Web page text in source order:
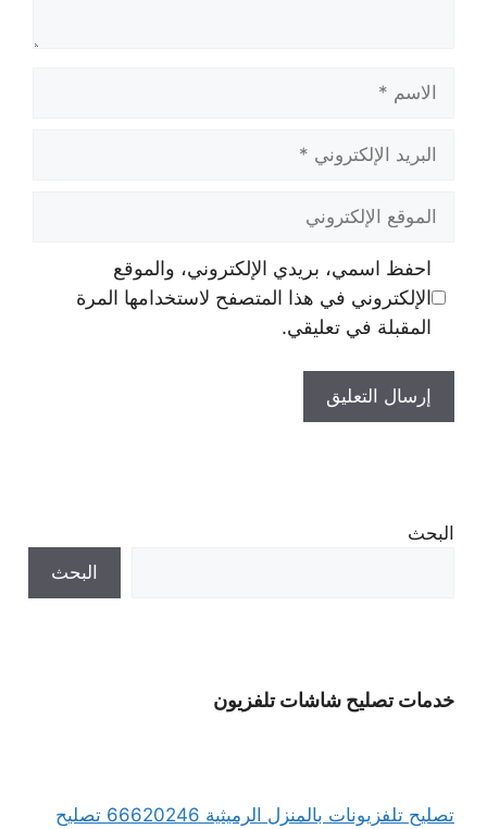
الإلكتروني
الإلكتروني
احفظ اسمي، بريدي الإلكتروني، والموقع
الإلكتروني في هذا المتصفح لاستخدامها المرة
المقبلة في تعليقي.
البحث
البحث
خدمات تصليح شاشات تلفزيون
تصليح تلفزيونات بالمنزل الرميثية 66620246 تصليح